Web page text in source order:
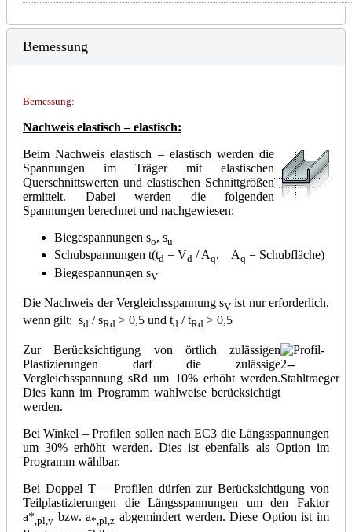
Bemessung
Bemessung:
Nachweis elastisch – elastisch:
Beim Nachweis elastisch – elastisch werden die
Spannungen im Träger mit elastischen
Querschnittswerten und elastischen Schnittgrößen
ermittelt. Dabei werden die folgenden
Spannungen berechnet und nachgewiesen:
Biegespannungen so, su
Schubspannungen t(td = Vd / Aq, Aq = Schubfläche)
Biegespannungen sV
Die Nachweis der Vergleichsspannung sV ist nur erforderlich,
wenn gilt: sd / sRd > 0,5 und td / tRd > 0,5
Zur Berücksichtigung von örtlich zulässigen
Plastizierungen darf die zulässige
Vergleichsspannung sRd um 10% erhöht werden.
Dies kann im Programm wahlweise berücksichtigt
werden.
Bei Winkel – Profilen sollen nach EC3 die Längsspannungen
um 30% erhöht werden. Dies ist ebenfalls als Option im
Programm wählbar.
Bei Doppel T – Profilen dürfen zur Berücksichtigung von
Teilplastizierungen die Längsspannungen um den Faktor
a*,pl,y bzw. a*,pl,z abgemindert werden. Diese Option ist im